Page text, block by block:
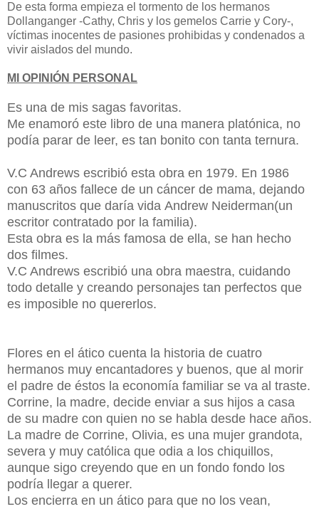
De esta forma empieza el tormento de los hermanos
Dollanganger -Cathy, Chris y los gemelos Carrie y Cory-,
víctimas inocentes de pasiones prohibidas y condenados a
vivir aislados del mundo.
MI OPINIÓN PERSONAL
Es una de mis sagas favoritas.
Me enamoró este libro de una manera platónica, no
podía parar de leer, es tan bonito con tanta ternura.
V.C Andrews escribió esta obra en 1979. En 1986
con 63 años fallece de un cáncer de mama, dejando
manuscritos que daría vida Andrew Neiderman(un
escritor contratado por la familia).
Esta obra es la más famosa de ella, se han hecho
dos filmes.
V.C Andrews escribió una obra maestra, cuidando
todo detalle y creando personajes tan perfectos que
es imposible no quererlos.
Flores en el ático cuenta la historia de cuatro
hermanos muy encantadores y buenos, que al morir
el padre de éstos la economía familiar se va al traste.
Corrine, la madre, decide enviar a sus hijos a casa
de su madre con quien no se habla desde hace años.
La madre de Corrine, Olivia, es una mujer grandota,
severa y muy católica que odia a los chiquillos,
aunque sigo creyendo que en un fondo fondo los
podría llegar a querer.
Los encierra en un ático para que no los vean,